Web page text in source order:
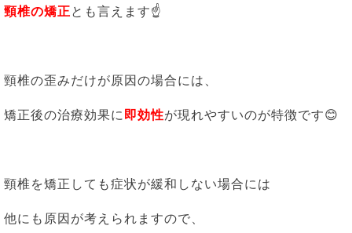
頸椎の矯正とも言えます☝
頸椎の歪みだけが原因の場合には、
矯正後の治療効果に 即効性が現れやすいのが特徴です😊
頸椎を矯正しても症状が緩和しない場合には
他にも原因が考えられますので、